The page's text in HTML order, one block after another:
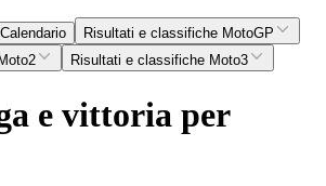
Calendario
Risultati e classifiche MotoGP
Risultati e classifiche Moto3
e vittoria per